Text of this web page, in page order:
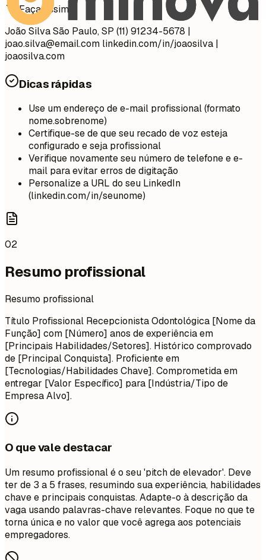
Faça assim
João Silva São Paulo, SP (11) 91234-5678 |
joao.silva@email.com linkedin.com/in/joaosilva |
joaosilva.com
Dicas rápidas
Use um endereço de e-mail profissional (formato
nome.sobrenome)
Certifique-se de que seu recado de voz esteja
configurado e seja profissional
Verifique novamente seu número de telefone e e-
mail para evitar erros de digitação
Personalize a URL do seu LinkedIn
(linkedin.com/in/seunome)
02
Resumo profissional
Resumo profissional
Título Profissional Recepcionista Odontológica [Nome da
Função] com [Número] anos de experiência em
[Principais Habilidades/Setores]. Histórico comprovado
de [Principal Conquista]. Proficiente em
[Tecnologias/Habilidades Chave]. Comprometida em
entregar [Valor Específico] para [Indústria/Tipo de
Empresa Alvo].
O que vale destacar
Um resumo profissional é o seu 'pitch de elevador'. Deve
ter de 3 a 5 frases, resumindo sua experiência, habilidades
chave e principais conquistas. Adapte-o à descrição da
vaga usando palavras-chave relevantes. Foque no que te
torna única e no valor que você agrega aos potenciais
empregadores.